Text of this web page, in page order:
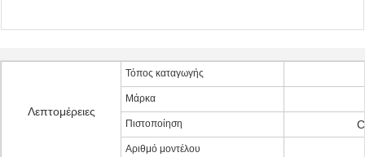
Λεπτομέρειες
Τόπος καταγωγής
Μάρκα
Πιστοποίηση
Αριθμό μοντέλου